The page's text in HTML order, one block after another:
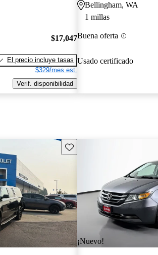
$17,047
El precio incluye tasas
$329/mes est.
Verif. disponibilidad
Bellingham, WA
1 millas
Buena oferta
Usado certificado
Guarda este Aviso
¡Nuevo!